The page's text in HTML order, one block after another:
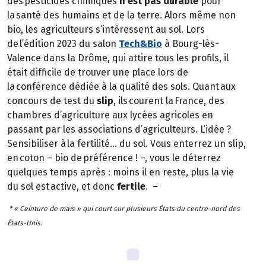
la santé des humains et de la terre. Alors même non
bio, les agriculteurs s’intéressent au sol. Lors
de l’édition 2023 du salon Tech&Bio à Bourg-lès-
Valence dans la Drôme, qui attire tous les profils, il
était difficile de trouver une place lors de
la conférence dédiée à la qualité des sols. Quant aux
concours de test du slip, ils courent la France, des
chambres d’agriculture aux lycées agricoles en
passant par les associations d’agriculteurs. L’idée ?
Sensibiliser à la fertilité… du sol. Vous enterrez un slip,
en coton – bio de préférence ! –, vous le déterrez
quelques temps après : moins il en reste, plus la vie
du sol est active, et donc fertile. –
* « Ceinture de maïs » qui court sur plusieurs États du centre-nord des
États-Unis.